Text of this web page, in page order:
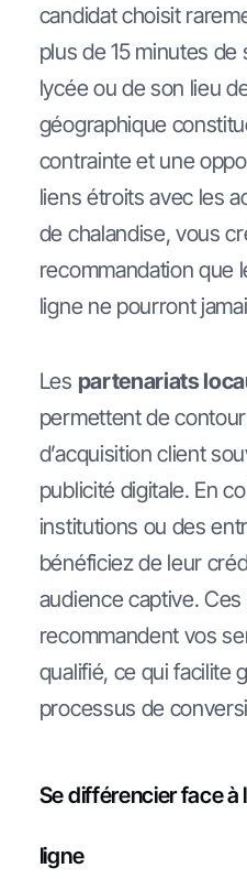
candidat choisit
plus de 15 minutes
lycée ou de son lieu
géographique
contrainte et une
liens étroits avec les
de chalandise, vous
recommandation que
ligne ne pourront
Les partenariats
permettent de
d’acquisition client
publicité digitale. En
institutions ou des
bénéficiez de leur
audience captive.
recommandent vos
qualifié, ce qui facilite
processus de
Se différencier face à
ligne